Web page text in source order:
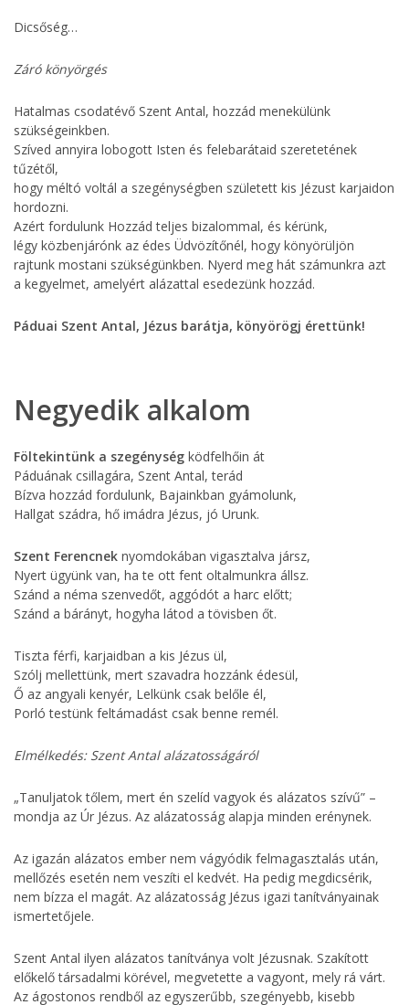
Dicsőség…
Záró könyörgés
Hatalmas csodatévő Szent Antal, hozzád menekülünk
szükségeinkben.
Szíved annyira lobogott Isten és felebarátaid szeretetének
tűzétől,
hogy méltó voltál a szegénységben született kis Jézust karjaidon
hordozni.
Azért fordulunk Hozzád teljes bizalommal, és kérünk,
légy közbenjárónk az édes Üdvözítőnél, hogy könyörüljön
rajtunk mostani szükségünkben. Nyerd meg hát számunkra azt
a kegyelmet, amelyért alázattal esedezünk hozzád.
Páduai Szent Antal, Jézus barátja, könyörögj érettünk!
Negyedik alkalom
Föltekintünk a szegénység ködfelhőin át
Páduának csillagára, Szent Antal, terád
Bízva hozzád fordulunk, Bajainkban gyámolunk,
Hallgat szádra, hő imádra Jézus, jó Urunk.
Szent Ferencnek nyomdokában vigasztalva jársz,
Nyert ügyünk van, ha te ott fent oltalmunkra állsz.
Szánd a néma szenvedőt, aggódót a harc előtt;
Szánd a bárányt, hogyha látod a tövisben őt.
Tiszta férfi, karjaidban a kis Jézus ül,
Szólj mellettünk, mert szavadra hozzánk édesül,
Ő az angyali kenyér, Lelkünk csak belőle él,
Porló testünk feltámadást csak benne remél.
Elmélkedés: Szent Antal alázatosságáról
„Tanuljatok tőlem, mert én szelíd vagyok és alázatos szívű” –
mondja az Úr Jézus. Az alázatosság alapja minden erénynek.
Az igazán alázatos ember nem vágyódik felmagasztalás után,
mellőzés esetén nem veszíti el kedvét. Ha pedig megdicsérik,
nem bízza el magát. Az alázatosság Jézus igazi tanítványainak
ismertetőjele.
Szent Antal ilyen alázatos tanítványa volt Jézusnak. Szakított
előkelő társadalmi körével, megvetette a vagyont, mely rá várt.
Az ágostonos rendből az egyszerűbb, szegényebb, kisebb